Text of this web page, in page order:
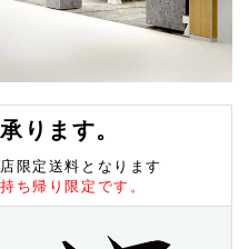
ります。
限定送料となります
ち帰り限定です。